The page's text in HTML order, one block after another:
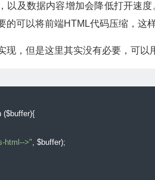
以及数据内容增加会降低打开速
可以将前端HTML代码压缩，这
，但是这里其实没有必要，可以
($buffer){
html-->", $buffer);